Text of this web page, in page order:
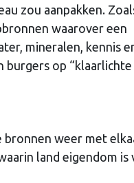
zou aanpakken.
waarover een
mineralen, kennis
burgers op “klaarlichte
bronnen weer met
land eigendom is